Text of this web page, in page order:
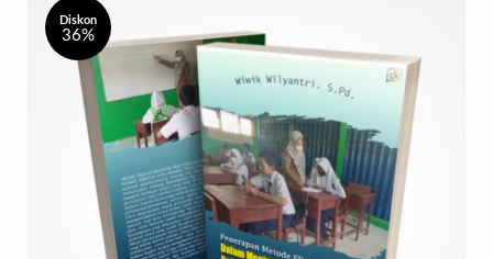
Diskon
36%